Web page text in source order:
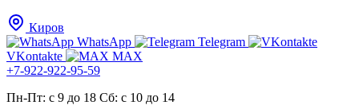
Киров
WhatsApp
Telegram
VKontakte
MAX
+7-922-922-95-59
Пн-Пт: с 9 до 18 Cб: с 10 до 14